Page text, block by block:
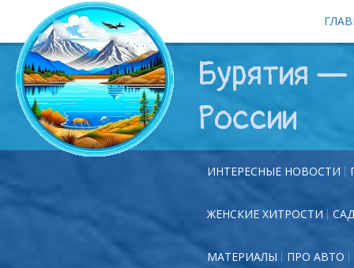
Бурятия —
России
ИНТЕРЕСНЫЕ НОВОСТИ
ЖЕНСКИЕ ХИТРОСТИ
МАТЕРИАЛЫ ПРО АВТО